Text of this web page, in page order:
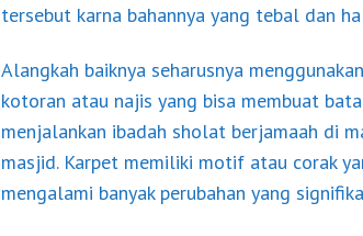
tersebut karna bahannya yang tebal dan
Alangkah baiknya seharusnya
kotoran atau najis yang bisa membuat
menjalankan ibadah sholat berjamaah di
masjid. Karpet memiliki motif atau corak
mengalami banyak perubahan yang